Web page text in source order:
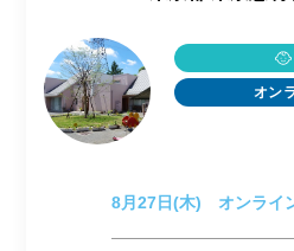
オン
8月27日(木) オンライ